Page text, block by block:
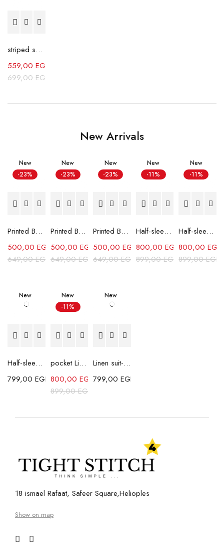
striped shirt - Camel
699,00EGP
559,00 EGP
New Arrivals
New
-23%
Printed Box Fit Shirt-Sky Blue
649,00EGP
500,00 EGP
New
-23%
Printed Box Fit Shirt-Red
649,00EGP
500,00 EGP
New
-23%
Printed Box Fit Shirt-Green
649,00EGP
500,00EGP
New
-11%
Half-sleeves Shabika Shirt-White
899,00EGP
800,00 EGP
New
-11%
Half-sleeves Shabika Shirt-Grey
899,00EGP
800,00EGP
New
Half-sleeves Shabika Shirt-Dark Grey
799,00 EGP
New
-11%
pocket Linen Shirt-White
899,00EGP
800,00 EGP
New
Linen suit-Brown
799,00EGP
18 ismael Rafaat, Safeer Square,Helioples
Show on map